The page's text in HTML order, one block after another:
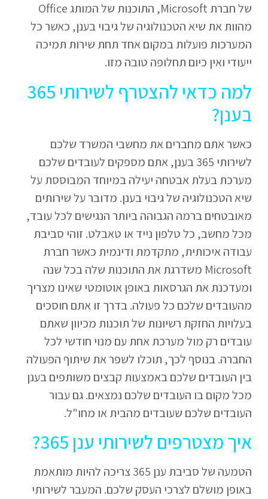
של חברת Microsoft, התוכנות של המותג Office
מהוות את שיא הטכנולוגיה של גיבוי בענן, כאשר כל
המערכות פועלות במקום אחד תחת שירות תמיכה
ייעודי ואין כיום תחלופה טובה מזו.
למה כדאי להצטרף לשירותי 365
בענן?
כאשר אתם מחברים את מחשבי המשרד שלכם
לשירותי 365 בענן, אתם מספקים לעובדים שלכם
מערכת בעלת אבטחה יעילה במיוחד המבוססת על
שיא הטכנולוגיה של גיבוי בענן. מדובר על שירותים
מאובטחים ברמה הגבוהה ביותר הנגישים לכל עובד,
מכל מחשב, כל טלפון נייד או טאבלט. זוהי סביבת
עבודה איכותית, מתקדמת ודינמית כאשר חברת
Microsoft משדרגת את התוכנות שלה בכל שנה
ומעדכנת את הגרסאות באופן אוטומטי שאינו מצריך
מהעובדים שלכם כל פעולה. בדרך זו אתם חוסכים
בעלויות החזקת רשיונות של תוכנות מכיוון שאתם
עובדים רק מול מערכת אחת עם מנוי חודשי לכל
החברה. בנוסף לכך, תוכלו לשפר את שיתוף הפעולה
בין העובדים שלכם באמצעות קבצים משותפים בענן
מכל מקום בו העובדים שלכם נמצאים. גם עבור
העובדים שלכם שעובדים מהבית או מחו"ל.
איך מצטרפים לשירותי ענן 365?
הטמעה של סביבת ענן 365 צריכה להיות מותאמת
באופן מושלם לצרכי העסק שלכם. המעבר לשירותי